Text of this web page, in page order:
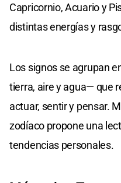
Capricornio, Acuario y
distintas energías y
Los signos se agrupan
tierra, aire y agua— que
actuar, sentir y pensar.
zodíaco propone una
tendencias personales.